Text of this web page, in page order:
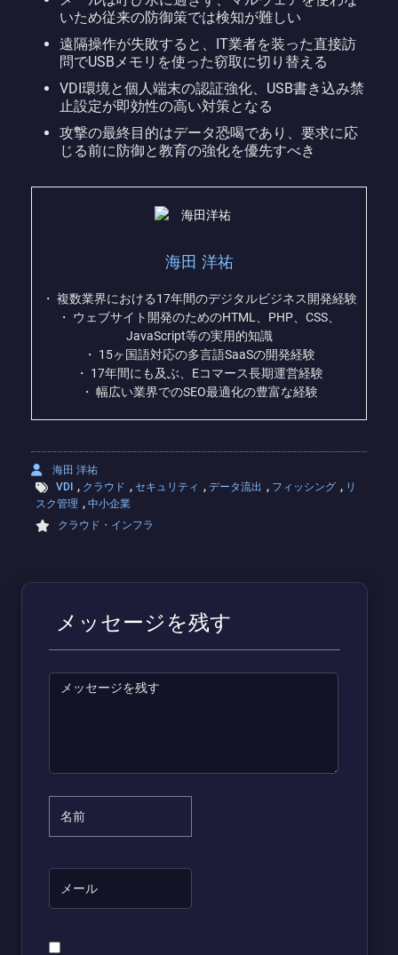
いため従来の防御策では検知が難しい
遠隔操作が失敗すると、IT業者を装った直接訪
問でUSBメモリを使った窃取に切り替える
VDI環境と個人端末の認証強化、USB書き込み禁
止設定が即効性の高い対策となる
攻撃の最終目的はデータ恐喝であり、要求に応
じる前に防御と教育の強化を優先すべき
海田 洋祐
・ 複数業界における17年間のデジタルビジネス開発経験
・ ウェブサイト開発のためのHTML、PHP、CSS、
JavaScript等の実用的知識
・ 15ヶ国語対応の多言語SaaSの開発経験
・ 17年間にも及ぶ、Eコマース長期運営経験
・ 幅広い業界でのSEO最適化の豊富な経験
海田 洋祐
VDI
, クラウド , セキュリティ , データ流出 , フィッシング , リ
スク管理 , 中小企業
クラウド・インフラ
メッセージを残す